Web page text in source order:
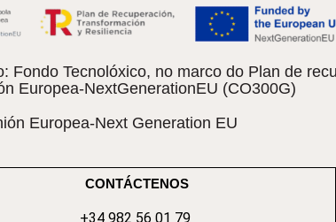
Tecnolóxico, no marco do Plan de
Europea-NextGenerationEU (CO300G)
Europea-Next Generation EU
CONTÁCTENOS
+34 982 56 01 79